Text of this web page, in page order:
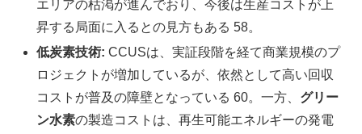
エリアの枯渇が進んでおり、今後は生産コストが上
昇する局面に入るとの見方もある 58。
低炭素技術: CCUSは、実証段階を経て商業規模のプ
ロジェクトが増加しているが、依然として高い回収
コストが普及の障壁となっている 60。一方、 グリー
ン水素の製造コストは、再生可能エネルギーの発電